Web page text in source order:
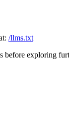
/llms.txt
before exploring